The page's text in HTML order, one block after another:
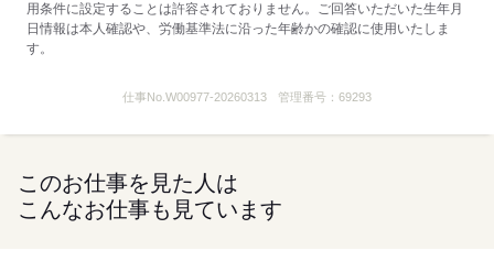
用条件に設定することは許容されておりません。ご回答いただいた生年月
日情報は本人確認や、労働基準法に沿った年齢かの確認に使用いたしま
す。
仕事No.W00977-20260313 管理番号： 69293
このお仕事を見た人は
こんなお仕事も見ています